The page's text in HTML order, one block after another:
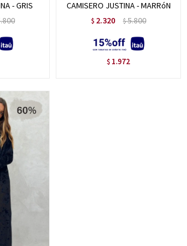
- GRIS
CAMISERO JUSTINA - MARRóN
$ 2.320 $5.800
$ 1.972